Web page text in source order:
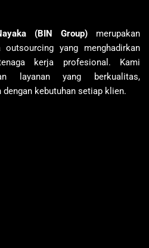
(BIN Group) merupakan
outsourcing yang menghadirkan
kerja profesional. Kami
layanan yang berkualitas,
kebutuhan setiap klien.